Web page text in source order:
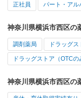
正社員 パート・アル
神奈川県横浜市西区の
調剤薬局 ドラッグス
ドラッグストア（OTCの
神奈川県横浜市西区の